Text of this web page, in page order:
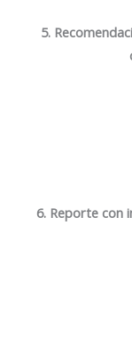
5.
6. Reporte con